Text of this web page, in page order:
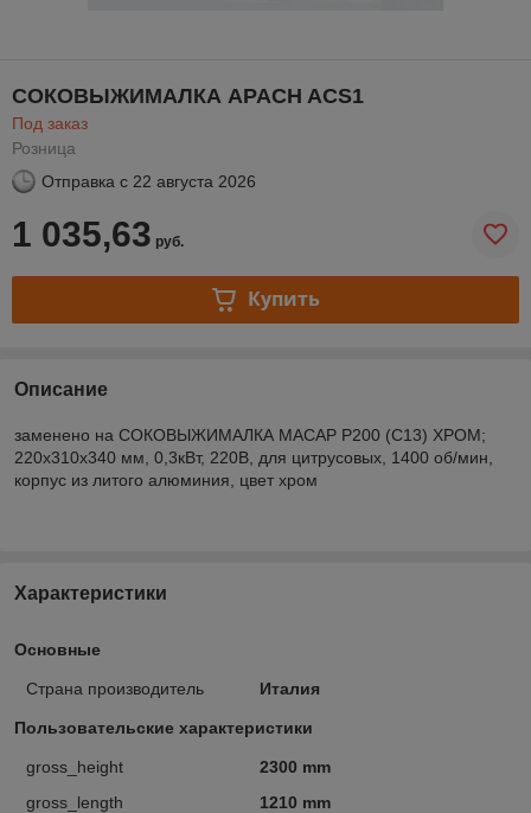
СОКОВЫЖИМАЛКА APACH ACS1
Под заказ
Розница
Отправка с 22 августа 2026
1 035,63 руб.
Купить
Описание
заменено на СОКОВЫЖИМАЛКА MACAP P200 (C13) ХРОМ;
220х310х340 мм, 0,3кВт, 220В, для цитрусовых, 1400 об/мин,
корпус из литого алюминия, цвет хром
Характеристики
Основные
Страна производитель Италия
Пользовательские характеристики
gross_height
2300 mm
gross_length
1210 mm